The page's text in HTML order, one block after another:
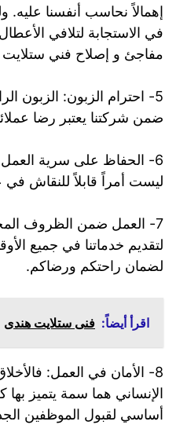
إهمالاً نحاسب أنفسنا عليه.
في الاستجابة لتلافي
مفاجئ و إصلاح فني ستلايت
5- احترام الزبون: الزبون
ضمن شركتنا يعتبر رضا
6- الحفاظ على سرية
ليست أمراً قابلاً للنقاش في
7- العمل ضمن الظروف
لضمان راحتكم ورضاكم.
اقرأ أيضاً: فنى ستلايت هندى
8- الأمان في العمل:
الإنساني هما سمة يتميز
أساسي لقبول الموظفين